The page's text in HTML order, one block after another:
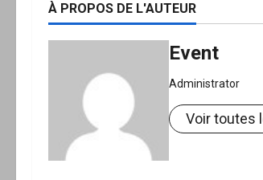
À PROPOS DE L'AUTEUR
Event
Administrator
Voir toutes